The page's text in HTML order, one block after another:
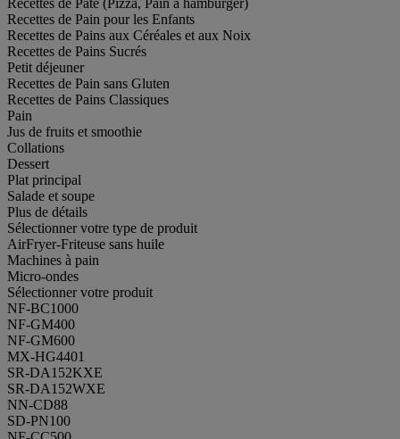
Recettes de Pâte (Pizza, Pain à hamburger)
Recettes de Pain pour les Enfants
Recettes de Pains aux Céréales et aux Noix
Recettes de Pains Sucrés
Petit déjeuner
Recettes de Pain sans Gluten
Recettes de Pains Classiques
Pain
Jus de fruits et smoothie
Collations
Dessert
Plat principal
Salade et soupe
Plus de détails
Sélectionner votre type de produit
AirFryer-Friteuse sans huile
Machines à pain
Micro-ondes
Sélectionner votre produit
NF-BC1000
NF-GM400
NF-GM600
MX-HG4401
SR-DA152KXE
SR-DA152WXE
NN-CD88
SD-PN100